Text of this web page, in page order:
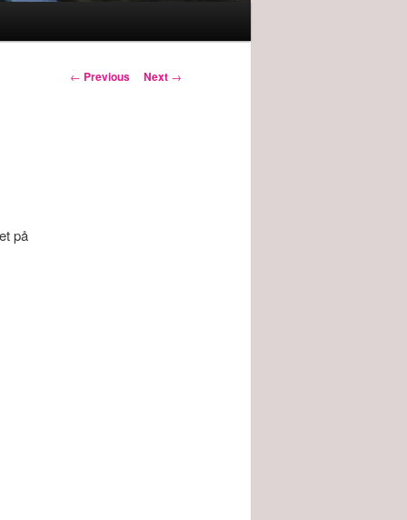
Post
← Previous Next →
på